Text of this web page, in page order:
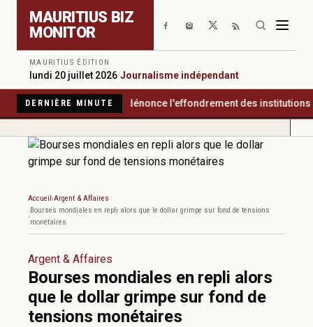
MAURITIUS BIZ
MONITOR
MAURITIUS ÉDITION
lundi 20 juillet 2026·Journalisme indépendant
DERNIÈRE MINUTE
International dénonce l'effondrement des institutions
Accueil Argent & Affaires
Bourses mondiales en repli alors que le dollar grimpe sur fond de tensions
monétaires
Argent & Affaires
Bourses mondiales en repli alors
que le dollar grimpe sur fond de
tensions monétaires